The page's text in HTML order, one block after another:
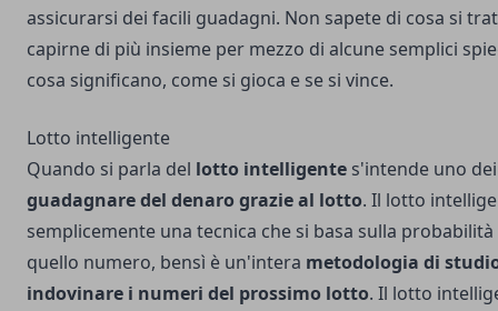
assicurarsi dei facili guadagni. Non sapete di cosa si
capirne di più insieme per mezzo di alcune semplici
cosa significano, come si gioca e se si vince.
Lotto intelligente
Quando si parla del lotto intelligente s'intende uno
guadagnare del denaro grazie al lotto. Il lotto
semplicemente una tecnica che si basa sulla
quello numero, bensì è un'intera metodologia di
indovinare i numeri del prossimo lotto. Il lotto